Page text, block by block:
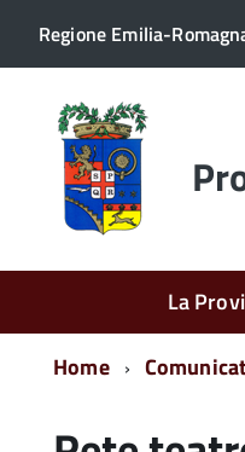
Regione Emilia-
Torna
alla
home
page
La
Home